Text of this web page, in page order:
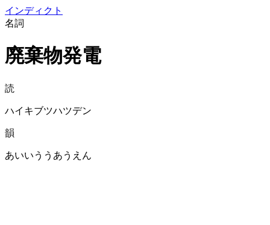
インディクト
名詞
廃棄物発電
読
ハイキブツハツデン
韻
あいいううあうえん